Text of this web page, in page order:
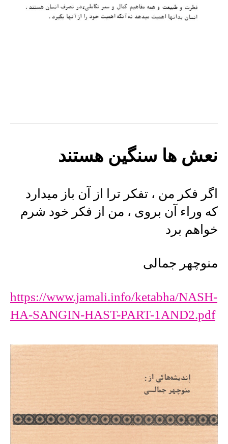
نعش ها سنگین هستند
اگر فکر من ، تفکر ترا از آن باز میدارد
که وراء آن بروی ، من از فکر خود شرم
خواهم برد
منوچهر جمالی
https://www.jamali.info/ketabha/NASH-
HA-SANGIN-HAST-PART-1AND2.pdf